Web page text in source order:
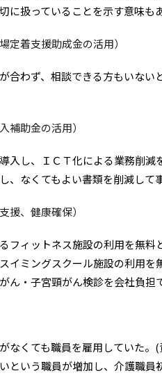
に扱っていることを示す意味も
着支援助成金の活用）
合わず、相談できる方もいな
助金の活用）
入し、ＩＣＴ化による業務削減
、なくてもよい書類を削減して
、健康確保）
フィットネス施設の利用を無料
イミングスクール施設の利用を
ん・子宮頸がん検診を会社負担
なくても職員を雇用していた。
という職員が増加し、介護職